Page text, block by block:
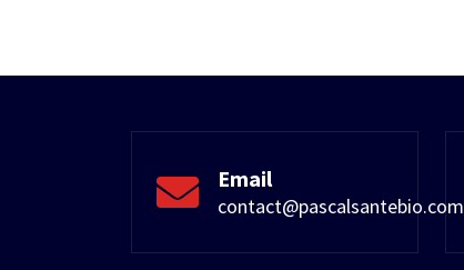
Email
contact@pascalsantebio.com